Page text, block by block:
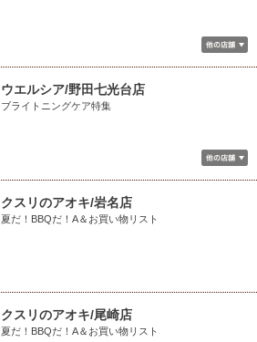
ウエルシア/野田七光台店
ブライトニングケア特集
クスリのアオキ/岩名店
夏だ！BBQだ！A＆お買い物リスト
クスリのアオキ/尾崎店
夏だ！BBQだ！A＆お買い物リスト